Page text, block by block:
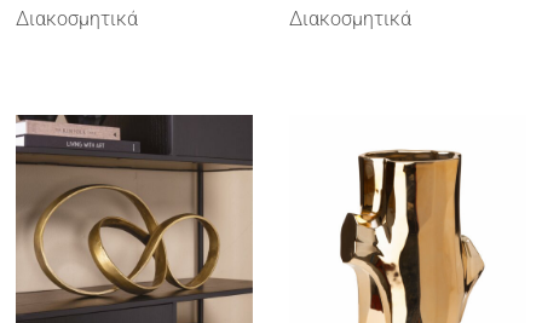
Διακοσμητικά Διακοσμητικά